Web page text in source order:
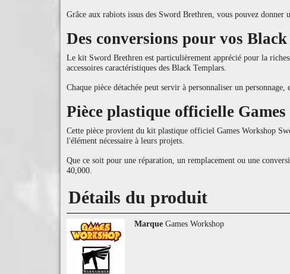
Grâce aux rabiots issus des Sword Brethren, vous pouvez
Des conversions pour vos
Le kit Sword Brethren est particulièrement apprécié pour la
accessoires caractéristiques des Black Templars.
Chaque pièce détachée peut servir à personnaliser un
Pièce plastique officielle
Cette pièce provient du kit plastique officiel Games Workshop
l'élément nécessaire à leurs projets.
Que ce soit pour une réparation, un remplacement ou une
40,000.
Détails du produit
Marque Games Workshop